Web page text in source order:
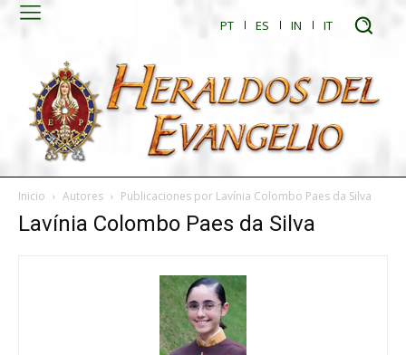
PT ES IN IT
Inicio Autores Publicaciones por Lavínia Colombo Paes da Silva
Lavínia Colombo Paes da Silva